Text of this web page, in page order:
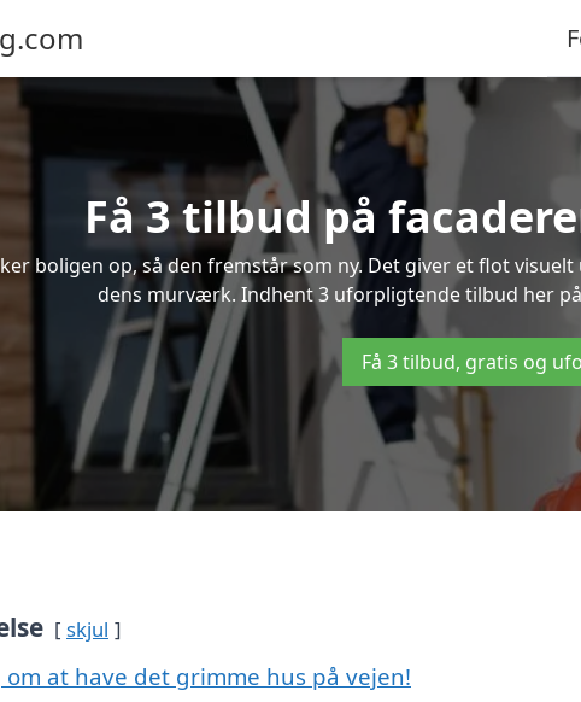
Få 3 tilbud på
boligen op, så den fremstår som ny. Det giver et flot
dens murværk. Indhent 3 uforpligtende tilbud her
Få 3 tilbud, gratis og
skjul
at have det grimme hus på vejen!